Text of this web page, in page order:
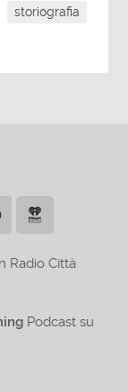
storiografia
Radio Città
Podcast su